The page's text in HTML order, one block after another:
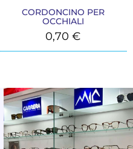
CORDONCINO PER
OCCHIALI
0,70€